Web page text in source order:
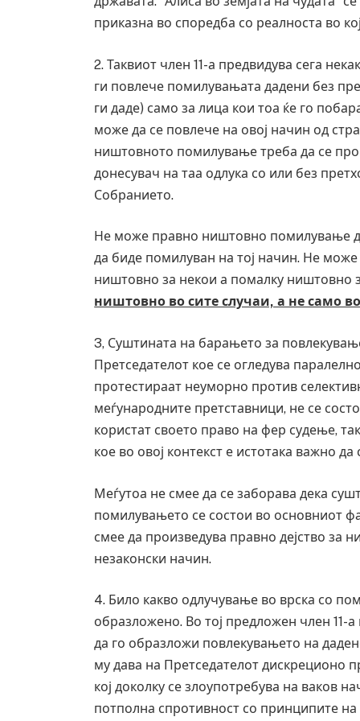
приказна во споредба со реалноста во
2. Таквиот член 11-а предвидува сега
ги повлече помилувањата дадени без
ги даде) само за лица кои тоа ќе го
може да се повлече на овој начин од
ништовното помилување треба да се
донесувач на таа одлука со или без
Собранието.
Не може правно ништовно помилување
да биде помилуван на тој начин. Не
ништовно за некои а помалку ништовно
ништовно во сите случаи, а не само
3, Суштината на барањето за
Претседателот кое се огледува
протестираат неуморно против
меѓународните претставници, не се
користат своето право на фер судење,
кое во овој контекст е истотака важно да
Меѓутоа не смее да се заборава дека
помилувањето се состои во основниот
смее да произведува правно дејство за
незаконски начин.
4. Било какво одлучување во врска со
образложено. Во тој предложен член 11-
да го образложи повлекувањето на
му дава на Претседателот дискреционо
кој доколку се злоупотребува на ваков
потполна спротивност со принципите
завиткан како роденденски подарок
AUGUST 2, 2026